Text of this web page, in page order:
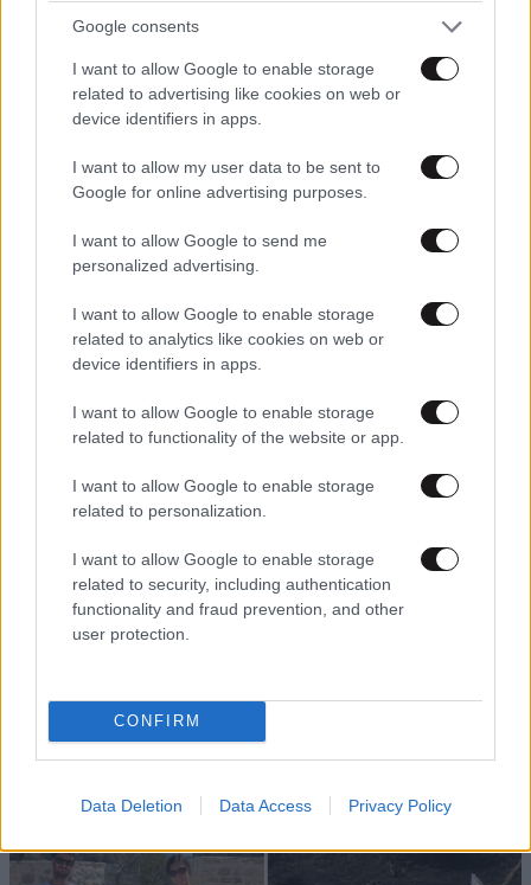
Google consents
I want to allow Google to enable storage
related to advertising like cookies on web or
device identifiers in apps.
I want to allow my user data to be sent to
Google for online advertising purposes.
I want to allow Google to send me
personalized advertising.
I want to allow Google to enable storage
related to analytics like cookies on web or
device identifiers in apps.
I want to allow Google to enable storage
related to functionality of the website or app.
I want to allow Google to enable storage
related to personalization.
I want to allow Google to enable storage
related to security, including authentication
functionality and fraud prevention, and other
user protection.
CONFIRM
Data Deletion Data Access Privacy Policy